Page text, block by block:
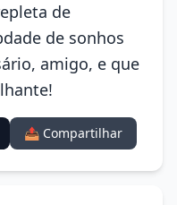
de
de sonhos
amigo, e que
📤 Compartilhar